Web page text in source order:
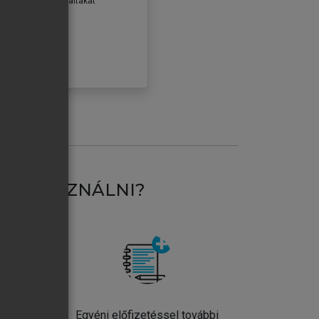
HASZNÁLNI?
Egyéni előfizetéssel további